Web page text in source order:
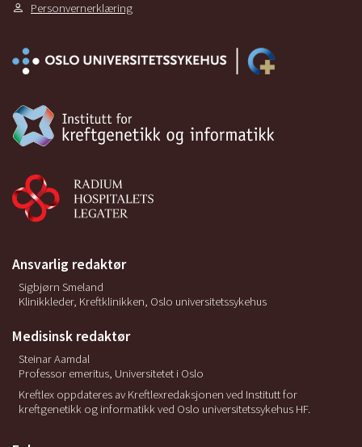
Personvernerklæring
Ansvarlig redaktør
Sigbjørn Smeland
Klinikkleder, Kreftklinikken, Oslo universitetssykehus
Medisinsk redaktør
Steinar Aamdal
Professor emeritus, Universitetet i Oslo
Kreftlex oppdateres av Kreftlexredaksjonen ved Institutt for
kreftgenetikk og informatikk ved Oslo universitetssykehus HF.